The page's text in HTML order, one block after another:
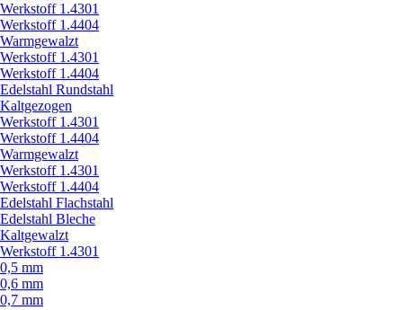
Werkstoff 1.4301
Werkstoff 1.4404
Warmgewalzt
Werkstoff 1.4301
Werkstoff 1.4404
Edelstahl Rundstahl
Kaltgezogen
Werkstoff 1.4301
Werkstoff 1.4404
Warmgewalzt
Werkstoff 1.4301
Werkstoff 1.4404
Edelstahl Flachstahl
Edelstahl Bleche
Kaltgewalzt
Werkstoff 1.4301
0,5 mm
0,6 mm
0,7 mm